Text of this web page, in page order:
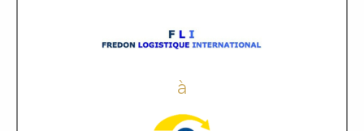
à